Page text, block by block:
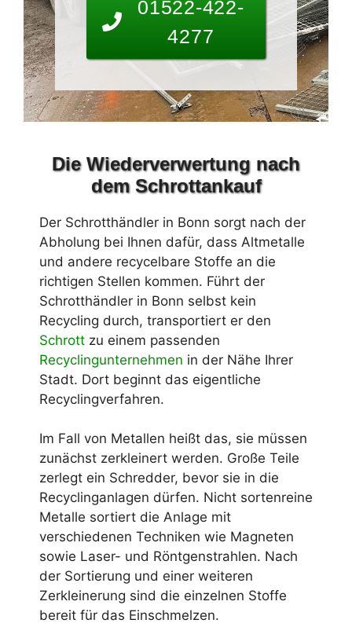
01522-422-
4277
Die Wiederverwertung nach
dem Schrottankauf
Der Schrotthändler in Bonn sorgt nach der
Abholung bei Ihnen dafür, dass Altmetalle
und andere recycelbare Stoffe an die
richtigen Stellen kommen. Führt der
Schrotthändler in Bonn selbst kein
Recycling durch, transportiert er den
Schrott zu einem passenden
Recyclingunternehmen in der Nähe Ihrer
Stadt. Dort beginnt das eigentliche
Recyclingverfahren.
Im Fall von Metallen heißt das, sie müssen
zunächst zerkleinert werden. Große Teile
zerlegt ein Schredder, bevor sie in die
Recyclinganlagen dürfen. Nicht sortenreine
Metalle sortiert die Anlage mit
verschiedenen Techniken wie Magneten
sowie Laser- und Röntgenstrahlen. Nach
der Sortierung und einer weiteren
Zerkleinerung sind die einzelnen Stoffe
bereit für das Einschmelzen.